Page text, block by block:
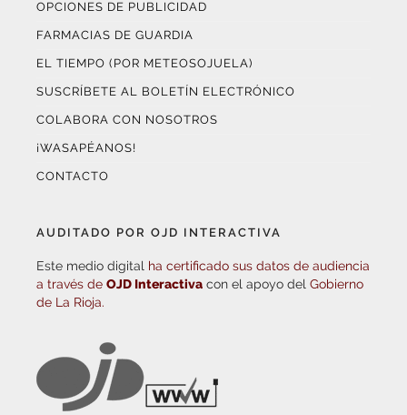
OPCIONES DE PUBLICIDAD
FARMACIAS DE GUARDIA
EL TIEMPO (POR METEOSOJUELA)
SUSCRÍBETE AL BOLETÍN ELECTRÓNICO
COLABORA CON NOSOTROS
¡WASAPÉANOS!
CONTACTO
AUDITADO POR OJD INTERACTIVA
Este medio digital ha certificado sus datos de audiencia
a través de OJD Interactiva con el apoyo del Gobierno
de La Rioja.